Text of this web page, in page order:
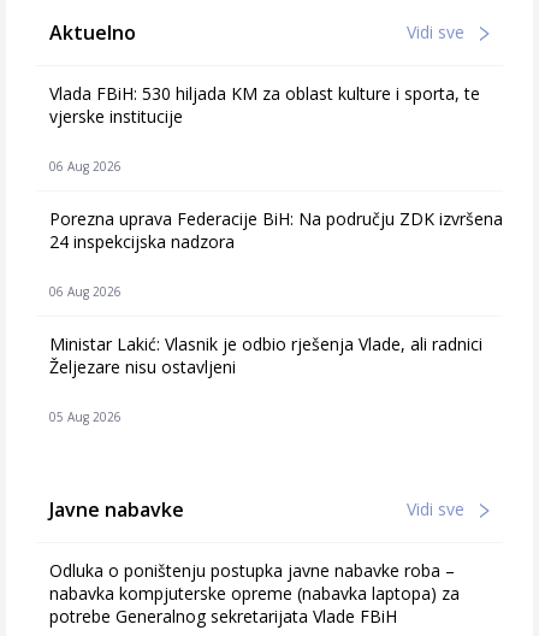
Aktuelno Vidi sve
Vlada FBiH: 530 hiljada KM za oblast kulture i sporta, te
vjerske institucije
06 Aug 2026
Porezna uprava Federacije BiH: Na području ZDK izvršena
24 inspekcijska nadzora
06 Aug 2026
Ministar Lakić: Vlasnik je odbio rješenja Vlade, ali radnici
Željezare nisu ostavljeni
05 Aug 2026
Javne nabavke Vidi sve
Odluka o poništenju postupka javne nabavke roba –
nabavka kompjuterske opreme (nabavka laptopa) za
potrebe Generalnog sekretarijata Vlade FBiH